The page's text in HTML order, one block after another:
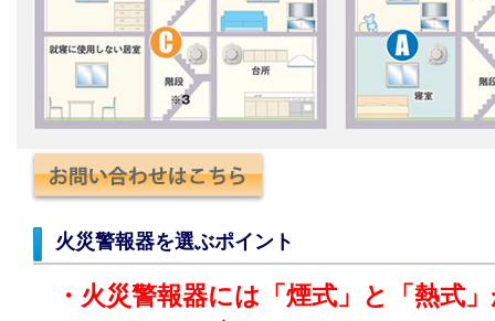
火災警報器を選ぶポイント
・火災警報器には「煙式」と「熱式